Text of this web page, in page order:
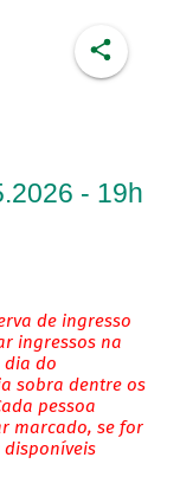
- 19h
de ingresso
ingressos na
dia do
sobra dentre os
pessoa
marcado, se for